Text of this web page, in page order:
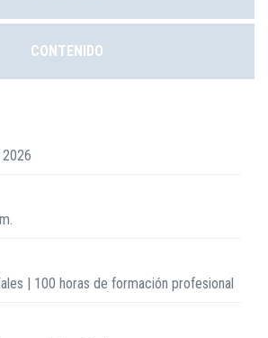
CONTENIDO
| 100 horas de formación profesional